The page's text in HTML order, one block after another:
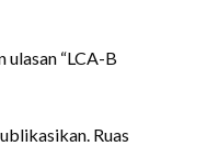
ulasan “LCA-B
Ruas